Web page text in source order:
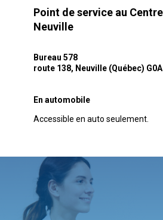
Point de service au
Neuville
Bureau 578
route 138, Neuville (Québec)
En automobile
Accessible en auto seulement.